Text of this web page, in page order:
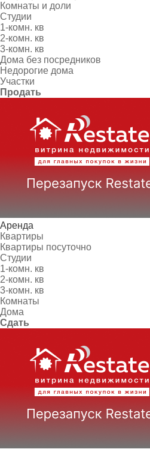
Комнаты и доли
Студии
1-комн. кв
2-комн. кв
3-комн. кв
Дома без посредников
Недорогие дома
Участки
Продать
Аренда
Квартиры
Квартиры посуточно
Студии
1-комн. кв
2-комн. кв
3-комн. кв
Комнаты
Дома
Сдать